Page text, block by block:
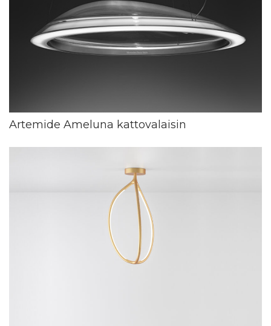
Artemide Ameluna kattovalaisin